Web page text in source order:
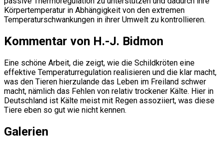
Körpertemperatur in Abhängigkeit von den extremen
Temperaturschwankungen in ihrer Umwelt zu kontrollieren.
Kommentar von H.-J. Bidmon
Eine schöne Arbeit, die zeigt, wie die Schildkröten eine
effektive Temperaturregulation realisieren und die klar macht,
was den Tieren hierzulande das Leben im Freiland schwer
macht, nämlich das Fehlen von relativ trockener Kälte. Hier in
Deutschland ist Kälte meist mit Regen assoziiert, was diese
Tiere eben so gut wie nicht kennen.
Galerien